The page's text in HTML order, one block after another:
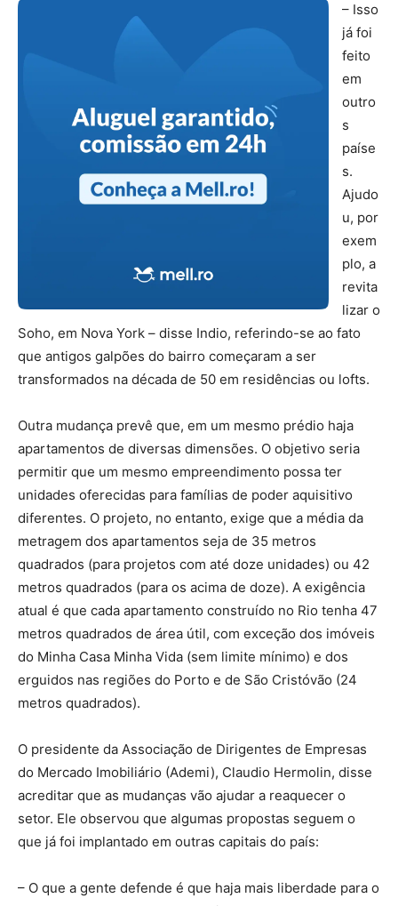
– Isso
já foi
feito
em
outro
s
paíse
s.
Ajudo
u, por
exem
plo, a
revita
lizar o
Soho, em Nova York – disse Indio, referindo-se ao fato
que antigos galpões do bairro começaram a ser
transformados na década de 50 em residências ou lofts.
Outra mudança prevê que, em um mesmo prédio haja
apartamentos de diversas dimensões. O objetivo seria
permitir que um mesmo empreendimento possa ter
unidades oferecidas para famílias de poder aquisitivo
diferentes. O projeto, no entanto, exige que a média da
metragem dos apartamentos seja de 35 metros
quadrados (para projetos com até doze unidades) ou 42
metros quadrados (para os acima de doze). A exigência
atual é que cada apartamento construído no Rio tenha 47
metros quadrados de área útil, com exceção dos imóveis
do Minha Casa Minha Vida (sem limite mínimo) e dos
erguidos nas regiões do Porto e de São Cristóvão (24
metros quadrados).
O presidente da Associação de Dirigentes de Empresas
do Mercado Imobiliário (Ademi), Claudio Hermolin, disse
acreditar que as mudanças vão ajudar a reaquecer o
setor. Ele observou que algumas propostas seguem o
que já foi implantado em outras capitais do país:
– O que a gente defende é que haja mais liberdade para o